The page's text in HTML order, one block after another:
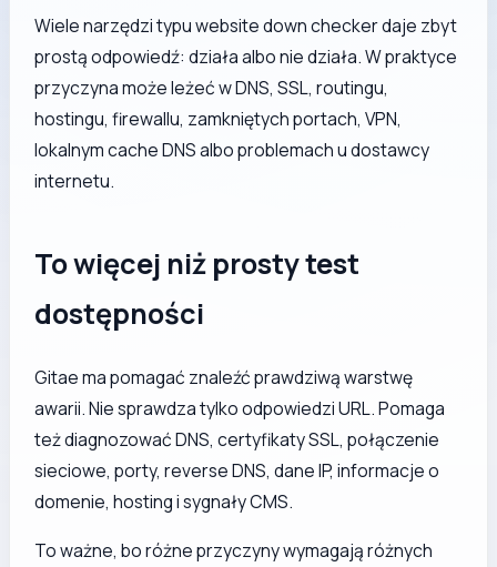
Wiele narzędzi typu website down checker daje zbyt
prostą odpowiedź: działa albo nie działa. W praktyce
przyczyna może leżeć w DNS, SSL, routingu,
hostingu, firewallu, zamkniętych portach, VPN,
lokalnym cache DNS albo problemach u dostawcy
internetu.
To więcej niż prosty test
dostępności
Gitae ma pomagać znaleźć prawdziwą warstwę
awarii. Nie sprawdza tylko odpowiedzi URL. Pomaga
też diagnozować DNS, certyfikaty SSL, połączenie
sieciowe, porty, reverse DNS, dane IP, informacje o
domenie, hosting i sygnały CMS.
To ważne, bo różne przyczyny wymagają różnych